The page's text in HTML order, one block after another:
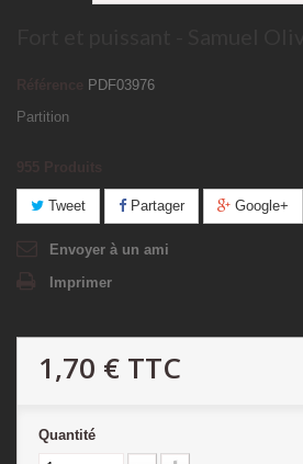
PDF03976
Partition
Tweet Partager Google+
Envoyer à un ami
Imprimer
1,70 € TTC
Quantité